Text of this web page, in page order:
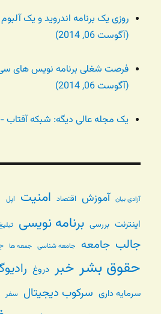
روزی یک برنامه اندروید و یک
(آگوست 06, 2014)
فرصت شغلی برنامه نویس های
(آگوست 06, 2014)
یک مجله عالی دیگه: شبکه آفتاب -
آزادی بیان آموزش اقتصاد امنیت اپل
اینترنت بررسی برنامه نویسی
جالب جامعه جامعه شناسی جمعه ها
حقوق بشر خبر دروغ
سرمایه داری سرکوب دیجیتال سفر